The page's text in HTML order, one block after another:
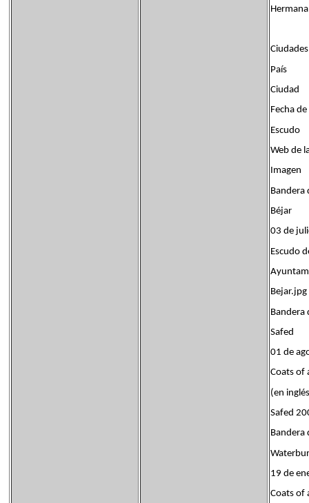
País
Ciudad
Fecha
Escudo
Web de
Imagen
Béjar
03 de
Escudo
Bejar.jpg
Safed
01 de
Coats of
(en
Safed
19 de
Coats of